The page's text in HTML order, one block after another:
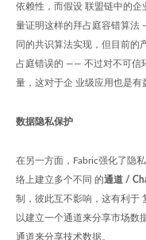
依赖性，而假设 联盟链中的
量证明这样的拜占庭容错算法
同的共识算法实现，但目前的
占庭错误的 —— 不过对不可信
量，这对于企 业级应用也是有
数据隐私保护
在另一方面，Fabric强化了隐
络上建立多个不同 的通道 /
制，彼此互不影响，这有利于
以建立一个通道来分享市场数
通道来分享技术数据。